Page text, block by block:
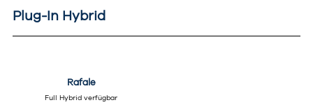
Plug-In Hybrid
Rafale
Full Hybrid verfügbar